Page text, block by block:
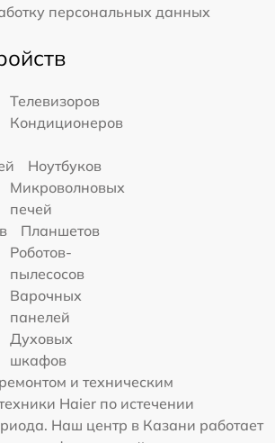
персональных данных
Телевизоров
Кондиционеров
Ноутбуков
Микроволновых
печей
Планшетов
Роботов-
пылесосов
Варочных
панелей
Духовых
шкафов
и техническим
Haier по истечении
Наш центр в Казани работает